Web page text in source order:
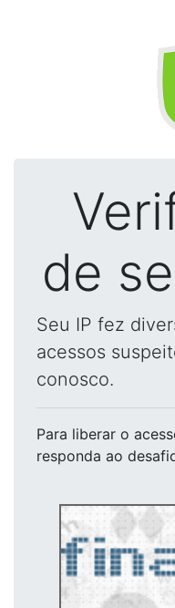
de
Seu IP fez
acessos
conosco.
Para liberar o
responda ao